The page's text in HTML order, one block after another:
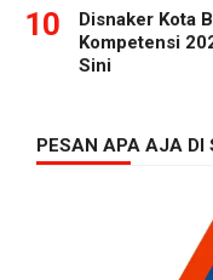
10
Disnaker Kota
Kompetensi
Sini
PESAN APA AJA DI